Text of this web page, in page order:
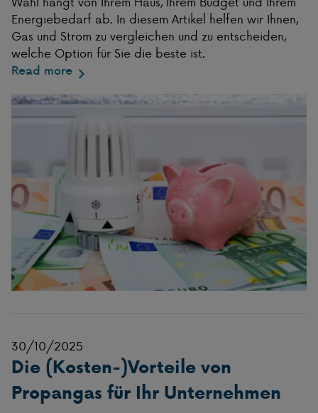
Energiebedarf ab. In diesem Artikel helfen wir Ihnen,
Gas und Strom zu vergleichen und zu entscheiden,
welche Option für Sie die beste ist.
Read more
30/10/2025
Die (Kosten-)Vorteile von
Propangas für Ihr Unternehmen